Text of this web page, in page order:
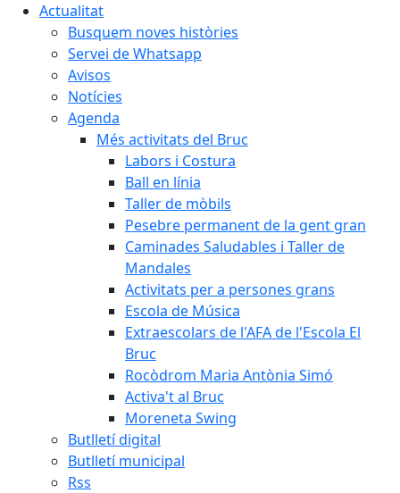
Actualitat
Busquem noves històries
Servei de Whatsapp
Avisos
Notícies
Agenda
Més activitats del Bruc
Labors i Costura
Ball en línia
Taller de mòbils
Pesebre permanent de la gent gran
Caminades Saludables i Taller de
Mandales
Activitats per a persones grans
Escola de Música
Extraescolars de l'AFA de l'Escola El
Bruc
Rocòdrom Maria Antònia Simó
Activa't al Bruc
Moreneta Swing
Butlletí digital
Butlletí municipal
Rss